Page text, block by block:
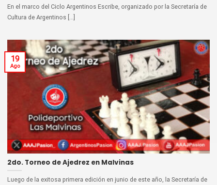
En el marco del Ciclo Argentinos Escribe, organizado por la Secretaría de
Cultura de Argentinos [...]
2do. Torneo de Ajedrez en Malvinas
Luego de la exitosa primera edición en junio de este año, la Secretaría de
19
Ago